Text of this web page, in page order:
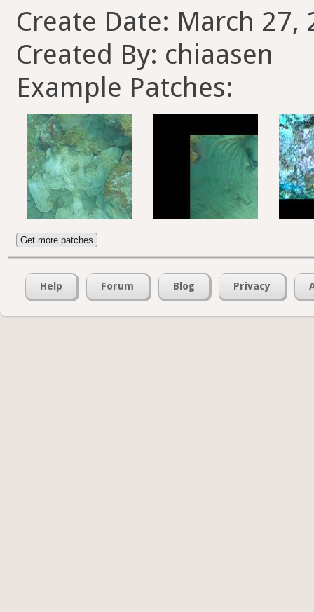
Create Date: March 27,
Created By: chiaasen
Example Patches:
Get more patches
Help Forum Blog Privacy